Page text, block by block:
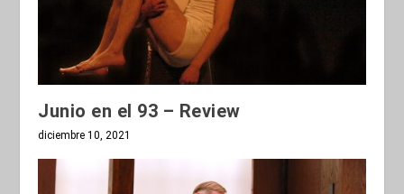
Junio en el 93 – Review
diciembre 10, 2021